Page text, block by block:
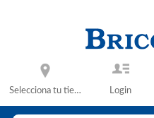
Selecciona tu tienda Login